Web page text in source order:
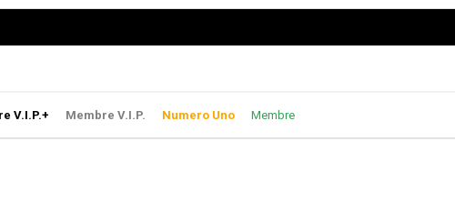
V.I.P.+ Membre V.I.P. Numero Uno Membre